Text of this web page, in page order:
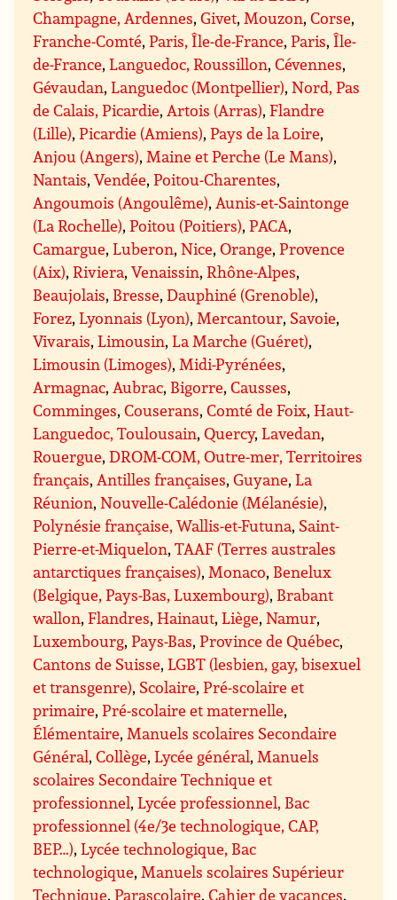
Champagne, Ardennes,Givet, Mouzon,Corse,
Franche-Comté,Paris, Île-de-France,Paris,Île-
de-France,Languedoc, Roussillon,Cévennes,
Gévaudan,Languedoc (Montpellier),Nord, Pas
de Calais, Picardie, Artois (Arras),Flandre
(Lille),Picardie (Amiens),Pays de la Loire,
Anjou (Angers), Maine et Perche (Le Mans),
Nantais,Vendée,Poitou-Charentes,
Angoumois (Angoulême), Aunis-et-Saintonge
(La Rochelle),Poitou (Poitiers),PACA,
Camargue,Luberon,Nice,Orange,Provence
(Aix),Riviera,Venaissin,Rhône-Alpes,
Beaujolais, Bresse,Dauphiné (Grenoble),
Forez,Lyonnais (Lyon), Mercantour, Savoie,
Vivarais,Limousin,La Marche (Guéret),
Limousin (Limoges), Midi-Pyrénées,
Armagnac, Aubrac, Bigorre,Causses,
Comminges,Couserans,Comté de Foix,Haut-
Languedoc, Toulousain,Quercy,Lavedan,
Rouergue,DROM-COM, Outre-mer, Territoires
français, Antilles françaises,Guyane,La
Réunion,Nouvelle-Calédonie (Mélanésie),
Polynésie française, Wallis-et-Futuna, Saint-
Pierre-et-Miquelon,TAAF (Terres australes
antarctiques françaises), Monaco, Benelux
(Belgique, Pays-Bas, Luxembourg), Brabant
wallon,Flandres,Hainaut,Liège,Namur,
Luxembourg,Pays-Bas,Province de Québec,
Cantons de Suisse,LGBT (lesbien, gay, bisexuel
et transgenre), Scolaire,Pré-scolaire et
primaire,Pré-scolaire et maternelle,
Élémentaire, Manuels scolaires Secondaire
Général,Collège,Lycée général, Manuels
scolaires Secondaire Technique et
professionnel,Lycée professionnel, Bac
professionnel (4e/3e technologique, CAP,
BEP…),Lycée technologique, Bac
technologique, Manuels scolaires Supérieur
Technique,Parascolaire,Cahier de vacances,